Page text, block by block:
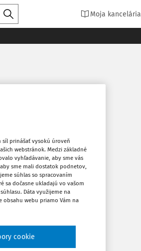
Moja kancelária
sa
Vytlačiť
Obľúbené
Stiahnuť
síl prinášať vysokú úroveň
webstránok. Medzi základné
vyhľadávanie, aby sme vás
sme mali dostatok podnetov,
súhlas so spracovaním
sa dočasne ukladajú vo vašom
Dáta využijeme na
obsahu webu priamo Vám na
cookie